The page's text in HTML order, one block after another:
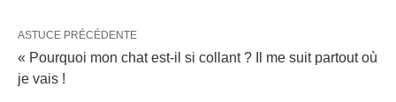
ASTUCE PRÉCÉDENTE
« Pourquoi mon chat est-il si collant ? Il me suit partout où
je vais !